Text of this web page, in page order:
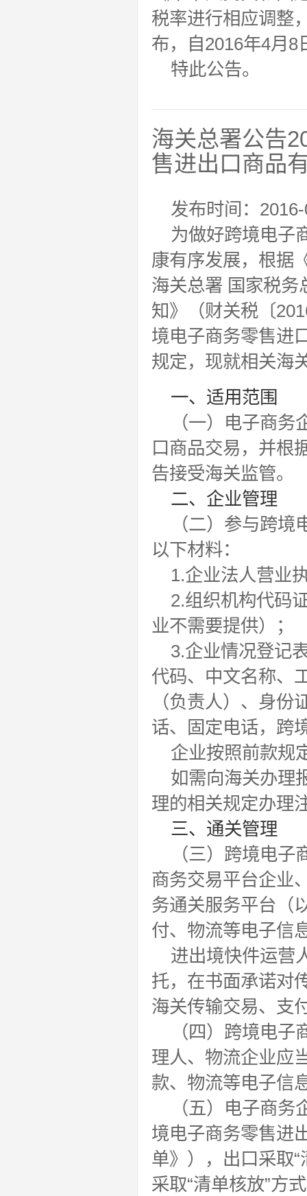
税率进行相应调整
布，自2016年4月8
特此公告。
海关总署公告
售进出口商品
发布时间：
为做好跨境电子
康有序发展，根据
海关总署 国家税务
知》（财关税〔
境电子商务零售进
规定，现就相关海
一、适用范围
（一）电子商
口商品交易，并根
告接受海关监管。
二、企业管理
（二）参与跨
以下材料：
1.企业法人营业
2.组织机构代码
业不需要提供）；
3.企业情况登记
代码、中文名称、
（负责人）、身
话、固定电话，跨
企业按照前款规
如需向海关办理
理的相关规定办理
三、通关管理
（三）跨境电
商务交易平台企业
务通关服务平台（
付、物流等电子信
进出境快件运营
托，在书面承诺对
海关传输交易、支
（四）跨境电
理人、物流企业应
款、物流等电子信
（五）电子商
境电子商务零售进
单》），出口采取
采取“清单核放”方